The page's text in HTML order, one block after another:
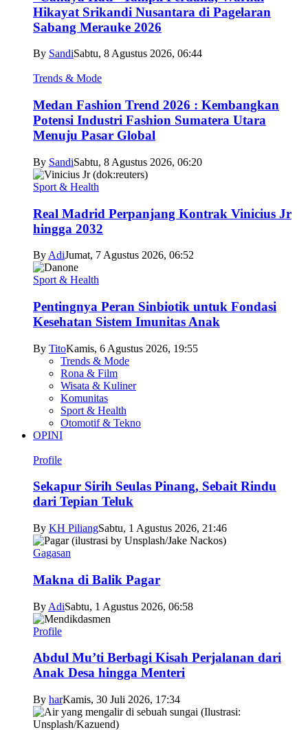
Hikayat Srikandi Nusantara di Pagelaran
Sabang Merauke 2026
By SandiSabtu, 8 Agustus 2026, 06:44
Trends & Mode
Medan Fashion Trend 2026 : Kembangkan
Potensi Industri Fashion Sumatera Utara
Menuju Pasar Global
By SandiSabtu, 8 Agustus 2026, 06:20
Sport & Health
Real Madrid Perpanjang Kontrak Vinicius Jr
hingga 2032
By AdiJumat, 7 Agustus 2026, 06:52
Sport & Health
Pentingnya Peran Sinbiotik untuk Fondasi
Kesehatan Sistem Imunitas Anak
By TitoKamis, 6 Agustus 2026, 19:55
Trends & Mode
Rona & Film
Wisata & Kuliner
Komunitas
Sport & Health
Otomotif & Tekno
OPINI
Profile
Sekapur Sirih Seulas Pinang, Sebait Rindu
dari Tepian Teluk
By KH PiliangSabtu, 1 Agustus 2026, 21:46
Gagasan
Makna di Balik Pagar
By AdiSabtu, 1 Agustus 2026, 06:58
Profile
Abdul Mu’ti Berbagi Kisah Perjalanan dari
Anak Desa hingga Menteri
By harKamis, 30 Juli 2026, 17:34